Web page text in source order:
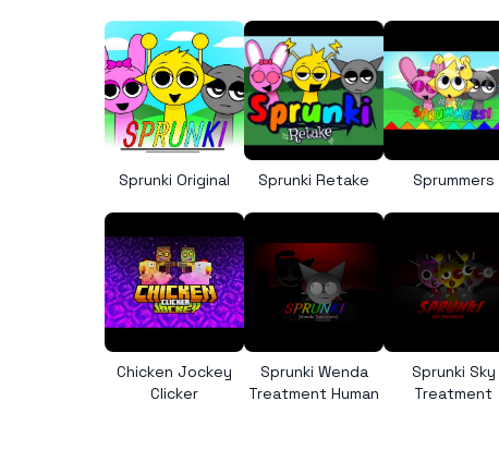
Sprunki Original Sprunki Retake Sprummers
Chicken Jockey
Clicker
Sprunki Wenda
Treatment Human
Sprunki Sky
Treatment